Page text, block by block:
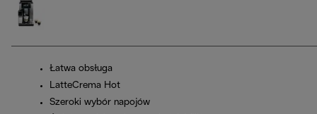
Łatwa obsługa
LatteCrema Hot
Szeroki wybór napojów